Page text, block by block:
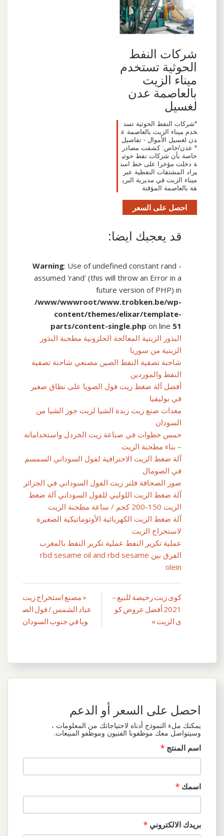
شركات النفط
الحوثية تستخدم
ميناء الزيت
بالعاصمة عدن
لغسيل
*شركات النفط الحوثية تست
خدم ميناء الزيت بالعاصمة ع
دن لغسيل الأموال - تفاصيل
* عدن/خاص: كشفت مصادر
خاصة بأن شركات نفط حوثي
ة دخلت مؤخرا على خط است
يراد المشتقات النفطية عبر
ميناء الزيت في مديرية البري
قة بالعاصمة المؤقتة
احصل على السعر
قد يعجبك ايضا:
Warning: Use of undefined constant rand -
assumed 'rand' (this will throw an Error in a
future version of PHP) in
/www/wwwroot/www.trobken.be/wp-
content/themes/elixar/template-
parts/content-single.php on line 51
البذور الزيتية المعالجة الحلزونية مطحنة البذور
الزيتية من سوريا
شاحنة تصفية النفط الصين مصنعي شاحنة تصفية
النفط والموردين
أفضل آلة ضغط زيت فول الصويا على نطاق صغير
في بوليفيا
معدات صنع زيت زبدة الشيا لزيت جوز الشيا من
السودان
خمس خطوات في صناعة زيت الخردل واستخداماته
– بناء مطحنة الزيت
آلة ضغط الزيت الاحترافية لفول السوداني السمسم
في الصومال
صور الصحافة فلتر زيت الفول السوداني في الجزائر
آلة ضغط الزيت اللولبي للفول السوداني آلة ضغط
الزيت 150-200 كجم / ساعة مطحنة الزيت
آلة ضغط الزيت الكهربائية الأوتوماتيكية الصغيرة
لاستخراج الزيت
عملية تكرير النفط عملية تكرير النفط بالمغرب
الفرق بين rbd sesame oil and rbd sesame
olein
تصفّح
المقالات
« مصنع استخراج زيت
عباد الشمس / فول الص
ويا في جنوب السودان
كوى زيت رخيصة للبيع –
2021 أفضل عروض كو
ى الزيت »
احصل على السعر أو الدعم
يمكنك ملء النموذج أدناه لاحتياجاتك من المعلومات ،
وسيتواصل معك موظفونا الفنيون وموظفو المبيعات.
اسم المنتج *
اسمك *
بريدك الالكتروني *